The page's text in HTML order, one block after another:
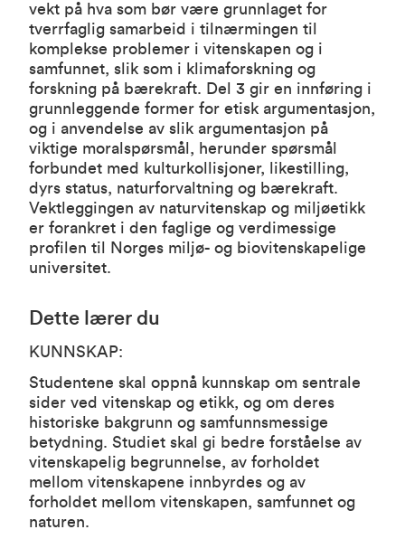
vekt på hva som bør være grunnlaget for
tverrfaglig samarbeid i tilnærmingen til
komplekse problemer i vitenskapen og i
samfunnet, slik som i klimaforskning og
forskning på bærekraft. Del 3 gir en innføring i
grunnleggende former for etisk argumentasjon,
og i anvendelse av slik argumentasjon på
viktige moralspørsmål, herunder spørsmål
forbundet med kulturkollisjoner, likestilling,
dyrs status, naturforvaltning og bærekraft.
Vektleggingen av naturvitenskap og miljøetikk
er forankret i den faglige og verdimessige
profilen til Norges miljø- og biovitenskapelige
universitet.
Dette lærer du
KUNNSKAP:
Studentene skal oppnå kunnskap om sentrale
sider ved vitenskap og etikk, og om deres
historiske bakgrunn og samfunnsmessige
betydning. Studiet skal gi bedre forståelse av
vitenskapelig begrunnelse, av forholdet
mellom vitenskapene innbyrdes og av
forholdet mellom vitenskapen, samfunnet og
naturen.